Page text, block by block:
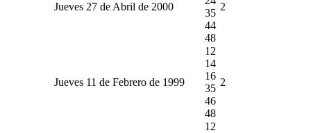
Jueves 27 de Abril de 2000
35
44
48
2
Jueves 11 de Febrero de 1999
12
14
16
35
46
48
2
12